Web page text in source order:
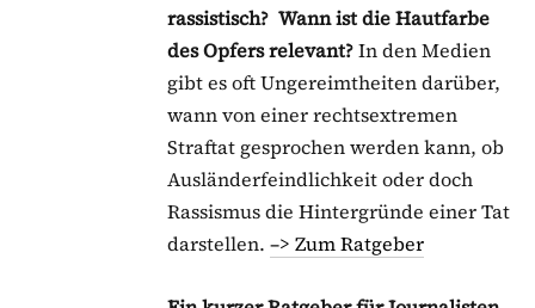
rassistisch? Wann ist die Hautfarbe
des Opfers relevant?In den Medien
gibt es oft Ungereimtheiten darüber,
wann von einer rechtsextremen
Straftat gesprochen werden kann, ob
Ausländerfeindlichkeit oder doch
Rassismus die Hintergründe einer Tat
darstellen. –> Zum Ratgeber